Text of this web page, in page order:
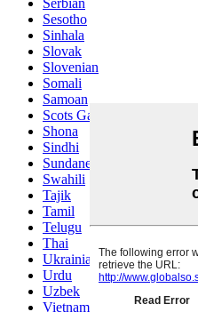
Sesotho
Sinhala
Slovak
Slovenian
Somali
Samoan
Scots Gaelic
Shona
Sindhi
Sundanese
Swahili
Tajik
Tamil
Telugu
Thai
Ukrainian
Urdu
Uzbek
Vietnamese